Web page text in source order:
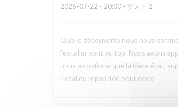
2026-07-22 - 20:00 - ゲスト 2
Quelle découverte nous nous
l’escalier sont au top. Nous avons
nous a confirmé que la bière était
Total du repas 46€ pour deux